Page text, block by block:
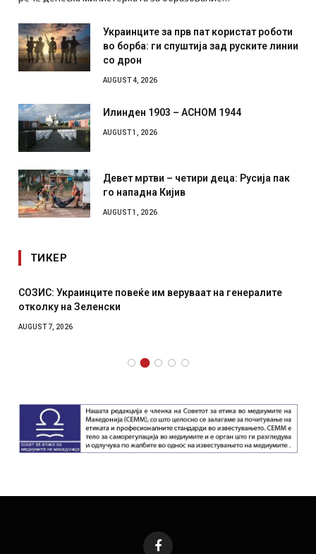
Украинците за прв пат користат роботи
во борба: ги спуштија зад руските линии
со дрон
AUGUST 4, 2026
Илинден 1903 – АСНОМ 1944
AUGUST 1, 2026
Девет мртви – четири деца: Русија пак
го нападна Кијив
AUGUST 1, 2026
ТИКЕР
СОЗИС: Украинците повеќе им веруваат на генералите
отколку на Зеленски
AUGUST 7, 2026
Facebook